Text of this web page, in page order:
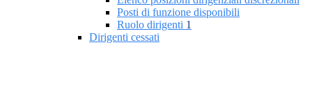
Posti di funzione disponibili
Ruolo dirigenti 1
Dirigenti cessati